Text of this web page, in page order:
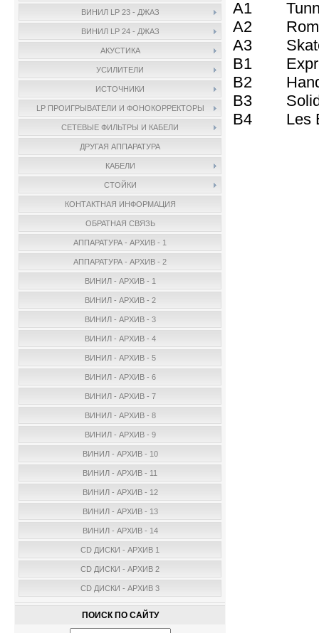
ВИНИЛ LP 23 - ДЖАЗ
ВИНИЛ LP 24 - ДЖАЗ
АКУСТИКА
УСИЛИТЕЛИ
ИСТОЧНИКИ
LP ПРОИГРЫВАТЕЛИ И ФОНОКОРРЕКТОРЫ
СЕТЕВЫЕ ФИЛЬТРЫ И КАБЕЛИ
ДРУГАЯ АППАРАТУРА
КАБЕЛИ
СТОЙКИ
КОНТАКТНАЯ ИНФОРМАЦИЯ
ОБРАТНАЯ СВЯЗЬ
АППАРАТУРА - АРХИВ - 1
АППАРАТУРА - АРХИВ - 2
ВИНИЛ - АРХИВ - 1
ВИНИЛ - АРХИВ - 2
ВИНИЛ - АРХИВ - 3
ВИНИЛ - АРХИВ - 4
ВИНИЛ - АРХИВ - 5
ВИНИЛ - АРХИВ - 6
ВИНИЛ - АРХИВ - 7
ВИНИЛ - АРХИВ - 8
ВИНИЛ - АРХИВ - 9
ВИНИЛ - АРХИВ - 10
ВИНИЛ - АРХИВ - 11
ВИНИЛ - АРХИВ - 12
ВИНИЛ - АРХИВ - 13
ВИНИЛ - АРХИВ - 14
CD ДИСКИ - АРХИВ 1
CD ДИСКИ - АРХИВ 2
CD ДИСКИ - АРХИВ 3
ПОИСК ПО САЙТУ
A1 Tunnel
A2
A3
B1
B2 Hand
B3 Solid
B4 Les